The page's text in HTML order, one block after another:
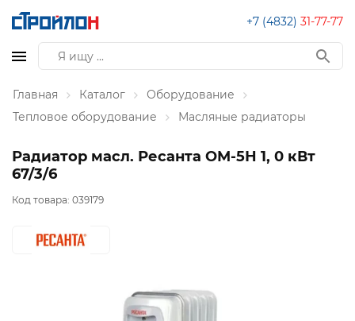
+7 (4832) 31-77-77
Главная Каталог
Оборудование
Тепловое оборудование
Масляные радиаторы
Радиатор масл. Ресанта ОМ-5Н 1, 0 кВт
67/3/6
Код товара: 039179